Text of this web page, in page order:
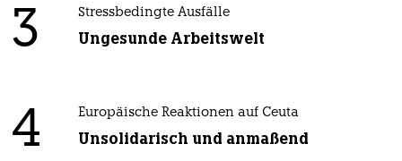
3 Stressbedingte Ausfälle
Ungesunde Arbeitswelt
4 Europäische Reaktionen auf Ceuta
Unsolidarisch und anmaßend